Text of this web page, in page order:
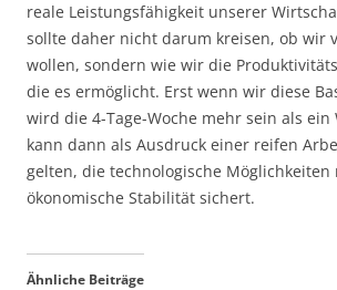
reale Leistungsfähigkeit unserer
sollte daher nicht darum kreisen, ob wir
wollen, sondern wie wir die
die es ermöglicht. Erst wenn wir diese
wird die 4-Tage-Woche mehr sein als ein
kann dann als Ausdruck einer reifen
gelten, die technologische
ökonomische Stabilität sichert.
Ähnliche Beiträge